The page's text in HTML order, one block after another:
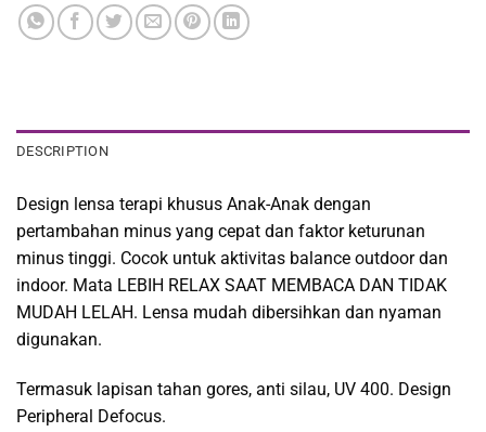
DESCRIPTION
Design lensa terapi khusus Anak-Anak dengan
pertambahan minus yang cepat dan faktor keturunan
minus tinggi. Cocok untuk aktivitas balance outdoor dan
indoor. Mata LEBIH RELAX SAAT MEMBACA DAN TIDAK
MUDAH LELAH. Lensa mudah dibersihkan dan nyaman
digunakan.
Termasuk lapisan tahan gores, anti silau, UV 400. Design
Peripheral Defocus.